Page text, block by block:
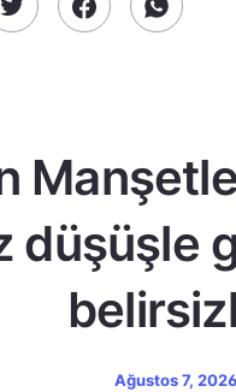
düşüşle
Ağustos 7,